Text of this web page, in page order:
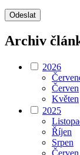
Archiv
2026
Červen
Květen
2025
Říjen
Srpen
Červen